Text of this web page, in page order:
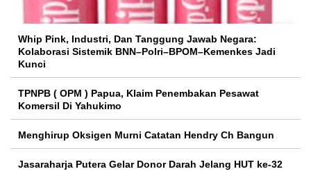
Whip Pink, Industri, Dan Tanggung Jawab Negara:
Kolaborasi Sistemik BNN–Polri–BPOM–Kemenkes Jadi
Kunci
TPNPB ( OPM ) Papua, Klaim Penembakan Pesawat
Komersil Di Yahukimo
Menghirup Oksigen Murni Catatan Hendry Ch Bangun
Jasaraharja Putera Gelar Donor Darah Jelang HUT ke-32